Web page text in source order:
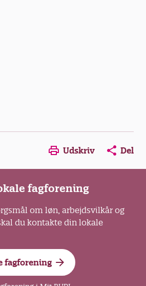
Opens in a new window
Opens in a new
Opens in
Udskriv Del
fagforening
om løn, arbejdsvilkår og
du kontakte din lokale
fagforening